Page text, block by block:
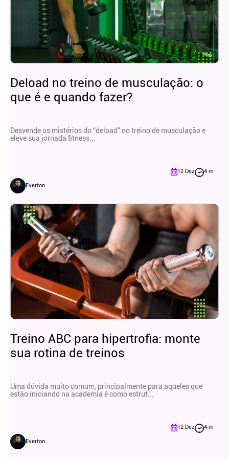
Deload no treino de musculação: o
que é e quando fazer?
Desvende os mistérios do “deload” no treino de musculação e
eleve sua jornada fitness...
Everton
12 Dez 4 m
Treino ABC para hipertrofia: monte
sua rotina de treinos
Uma dúvida muito comum, principalmente para aqueles que
estão iniciando na academia é como estrut...
Everton
12 Dez 4 m